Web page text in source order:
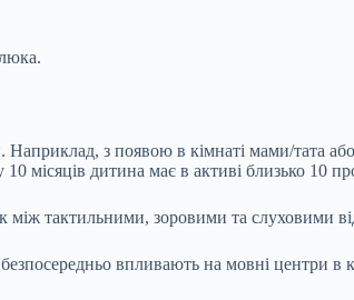
з появою в кімнаті мами/тата
місяців дитина має в активі близько 10
між тактильними, зоровими та слуховими
впливають на мовні центри